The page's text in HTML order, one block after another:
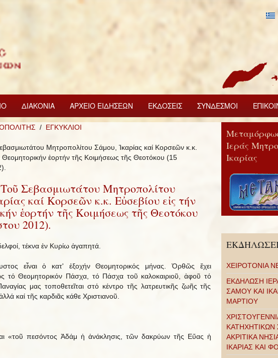
ΔΙΑΚΟΝΙΑ ΑΡΧΕΙΟ ΕΙΔΗΣΕΩΝ ΕΚΔΟΣΕΙΣ ΣΥΝΔΕΣΜΟΙ
ΕΓΚΥΚΛΙΟΙ
Μητροπολίτου Σάμου, Ἰκαρίας καί Κορσεῶν κ.κ.
Θεομητορικήν ἑορτήν τῆς Κοιμήσεως τῆς Θεοτόκου (15
Τοῦ Σεβασμιωτάτου Μητροπολίτου
καί Κορσεῶν κ.κ. Εὐσεβίου εἰς τήν
ἑορτήν τῆς Κοιμήσεως τῆς Θεοτόκου
2012).
τέκνα ἐν Κυρίω ἀγαπητά.
εἶναι ὁ κατ' ἐξοχήν Θεομητορικός μήνας. Ὀρθῶς ἔχει
τό Θεομητορικόν Πάσχα, τό Πάσχα τοῦ καλοκαιριοῦ, ἀφοῦ τό
μας τοποθετεῖται στό κέντρο τῆς λατρευτικῆς ζωῆς τῆς
καί τῆς καρδιᾶς κάθε Χριστιανοῦ.
«τοῦ πεσόντος Ἀδάμ ἡ ἀνάκλησις, τῶν δακρύων τῆς Εὔας ἡ
Ιεράς
Ικαρίας
ΧΕΙΡΟΤΟΝΙΑ
ΕΚΔΗΛΩΣΗ
ΣΑΜΟΥ ΚΑΙ
ΜΑΡΤΙΟΥ
ΚΑΤΗΧΗΤΙΚΩΝ
ΑΚΡΙΤΙΚΑ
ΙΚΑΡΙΑΣ ΚΑΙ